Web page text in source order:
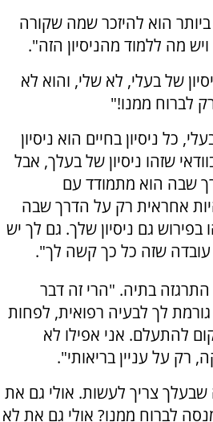
הוא להיזכר שמה שקורה
מה ללמוד מהניסיון הזה".
של בעלי, לא שלי, והוא לא
לברוח ממנו!"
כל ניסיון בחיים הוא ניסיון
שזהו ניסיון של בעלך, אבל
שבה הוא מתמודד עם
אחראית רק על הדרך שבה
גם ניסיון שלך. גם לך יש
שזה כל כך קשה לך".
בתיה. "הרי זה דבר
לך לבעיה רפואית, לפחות
להתעלם. אני אפילו לא
רק על עניין בריאותי".
צריך לעשות. אולי גם את
לברוח ממנו? אולי גם את לא